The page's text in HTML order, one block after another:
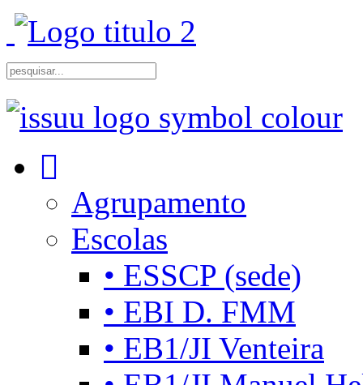
Agrupamento
Escolas
• ESSCP (sede)
• EBI D. FMM
• EB1/JI Venteira